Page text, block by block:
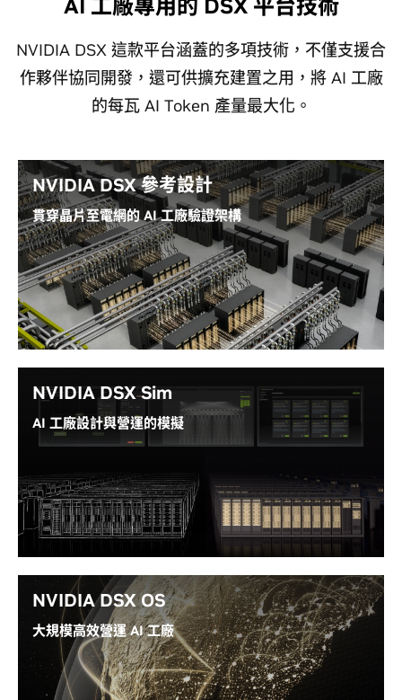
AI 工廠專用的 DSX 平台技術
NVIDIA DSX 這款平台涵蓋的多項技術，不僅支援合
作夥伴協同開發，還可供擴充建置之用，將 AI 工廠
的每瓦 AI Token 產量最大化。
NVIDIA DSX 參考設計
貫穿晶片至電網的 AI 工廠驗證架構
NVIDIA DSX 參考設計中，針對特定世代且經過驗證的
AI 工廠架構，涵蓋運算、網路、儲存、設施基礎設施與
硬體叢集設計。
閱讀 NVIDIA DSX 參考設計指南
NVIDIA DSX Sim
AI 工廠設計與營運的模擬
系工具，讓 AI 工廠建置商與營運商能在實際部署前後，
設計、驗證及營運 AI 工廠。
NVIDIA DSX OS
大規模高效營運 AI 工廠
NVIDIA DSX OS™ 屬於整體 DSX 產品組合中的作業
層。它提供開源的模組化軟體，可用於生命週期管理、